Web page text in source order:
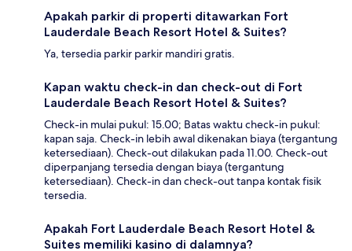
Apakah parkir di properti ditawarkan Fort
Lauderdale Beach Resort Hotel & Suites?
Ya, tersedia parkir parkir mandiri gratis.
Kapan waktu check-in dan check-out di Fort
Lauderdale Beach Resort Hotel & Suites?
Check-in mulai pukul: 15.00; Batas waktu check-in pukul:
kapan saja. Check-in lebih awal dikenakan biaya (tergantung
ketersediaan). Check-out dilakukan pada 11.00. Check-out
diperpanjang tersedia dengan biaya (tergantung
ketersediaan). Check-in dan check-out tanpa kontak fisik
tersedia.
Apakah Fort Lauderdale Beach Resort Hotel &
Suites memiliki kasino di dalamnya?